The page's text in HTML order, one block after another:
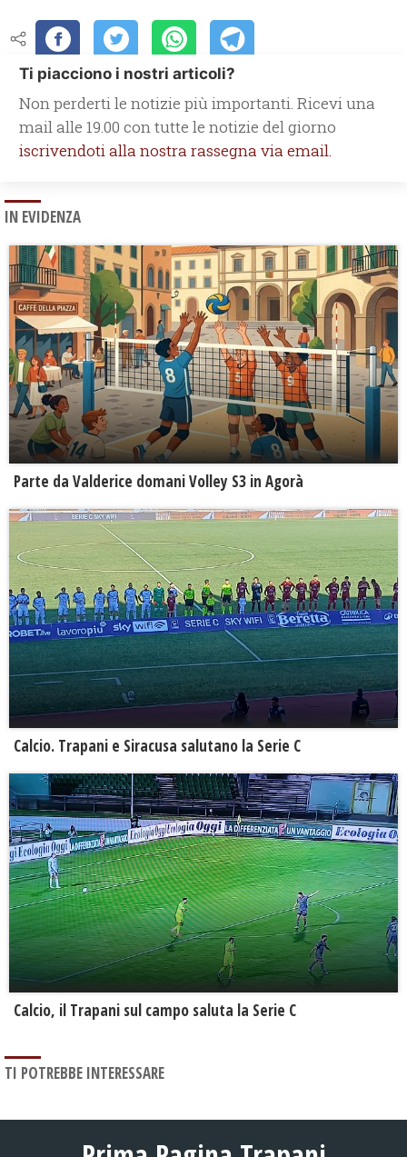
Ti piacciono i nostri articoli?
Non perderti le notizie più importanti. Ricevi una
mail alle 19.00 con tutte le notizie del giorno
iscrivendoti alla nostra rassegna via email.
IN EVIDENZA
Parte da Valderice domani Volley S3 in Agorà
Calcio. Trapani e Siracusa salutano la Serie C
Calcio, il Trapani sul campo saluta la Serie C
TI POTREBBE INTERESSARE